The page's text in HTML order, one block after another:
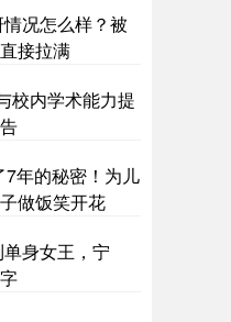
况怎么样？被
接拉满
校内学术能力提
年的秘密！为儿
做饭笑开花
身女王，宁